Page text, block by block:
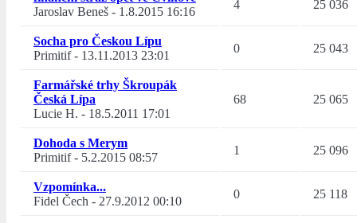
Jaroslav Beneš - 1.8.2015 16:16
4 25 036
Socha pro Českou Lípu
Primitif- 13.11.2013 23:01
0 25 043
Farmářské trhy Škroupák
Česká Lípa
Lucie H. - 18.5.2011 17:01
68 25 065
Dohoda s Merym
Primitif- 5.2.2015 08:57
1 25 096
Vzpomínka...
Fidel Čech - 27.9.2012 00:10
0 25 118